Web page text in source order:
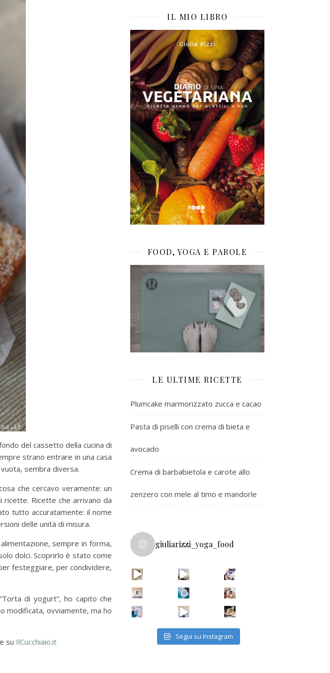
del cassetto della cucina di
strano entrare in una casa
sembra diversa.
che cercavo veramente: un
ricette. Ricette che arrivano da
tutto accuratamente: il nome
delle unità di misura.
sempre in forma,
dolci. Scoprirlo è stato come
festeggiare, per condividere,
di yogurt”, ho capito che
modificata, ovviamente, ma ho
su IlCucchiaio.it
IL MIO LIBRO
FOOD, YOGA E PAROLE
LE ULTIME RICETTE
Plumcake marmorizzato zucca e cacao
Pasta di piselli con crema di bieta e
avocado
Crema di barbabietola e carote allo
zenzero con mele al timo e mandorle
giuliarizzi_yoga_food
Segui su Instagram